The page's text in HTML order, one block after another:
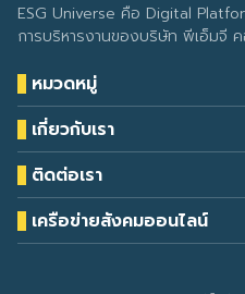
ESG Universe คือ Digital
การบริหารงานของบริษัท พีเอ็มจี
หมวดหมู่
Health & Wellness
Eco Icon
ESG Data
Climate Change
ESG Report
เกี่ยวกับเรา
Our Services
About Us
Contact Us
ติดต่อเรา
โทรศัพท์: 090-549-2524
เครือข่ายสังคมออนไลน์